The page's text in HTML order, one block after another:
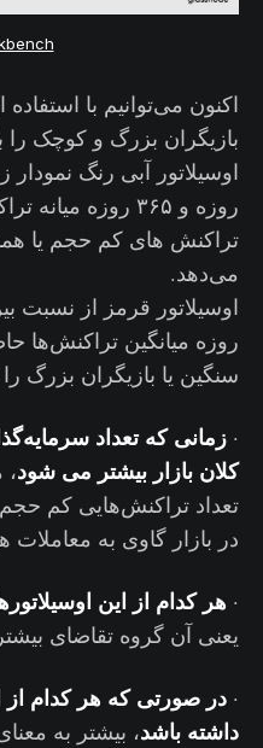
اکنون می‌توانیم با
بازیگران بزرگ و کوچک را
روزه و ۳۶۵ روزه
تراکنش های کم حجم یا
می‌دهد.
روزه میانگین تراکنش‌ها
سنگین یا بازیگران بزرگ
· زمانی که تعداد
کلان بازار بیشتر می شود،
تعداد تراکنش‌هایی کم حجم
در بازار گاوی به
· هر کدام از این
یعنی آن گروه تقاضای
· در صورتی که هر کدام از
داشته باشد، بیشتر به